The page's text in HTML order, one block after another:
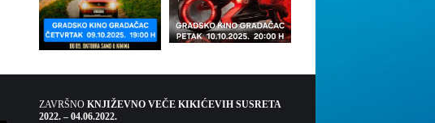
ZAVRŠNO KNJIŽEVNO VEČE KIKIĆEVIH SUSRETA
2022. – 04.06.2022.